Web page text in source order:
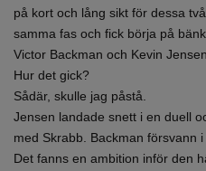
på kort och lång sikt för dessa
samma fas och fick börja på
Victor Backman och Kevin
Hur det gick?
Sådär, skulle jag påstå.
Jensen landade snett i en duell
med Skrabb. Backman försvann
Det fanns en ambition inför den